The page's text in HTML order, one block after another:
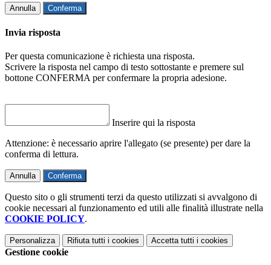
Annulla Conferma
Invia risposta
Per questa comunicazione è richiesta una risposta.
Scrivere la risposta nel campo di testo sottostante e premere sul
bottone CONFERMA per confermare la propria adesione.
Inserire qui la risposta
Attenzione: è necessario aprire l'allegato (se presente) per dare la
conferma di lettura.
Annulla Conferma
Questo sito o gli strumenti terzi da questo utilizzati si avvalgono di
cookie necessari al funzionamento ed utili alle finalità illustrate nella
COOKIE POLICY.
Personalizza Rifiuta tutti i cookies Accetta tutti i cookies
Gestione cookie